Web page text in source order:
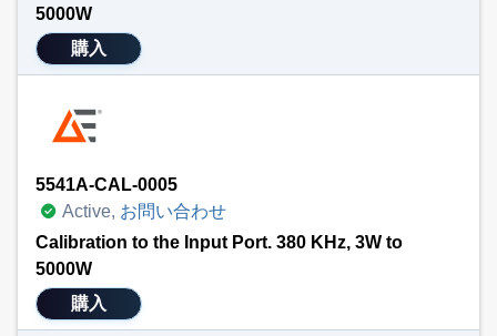
5000W
購入
5541A-CAL-0005
Active, お問い合わせ
Calibration to the Input Port. 380 KHz, 3W to
5000W
購入